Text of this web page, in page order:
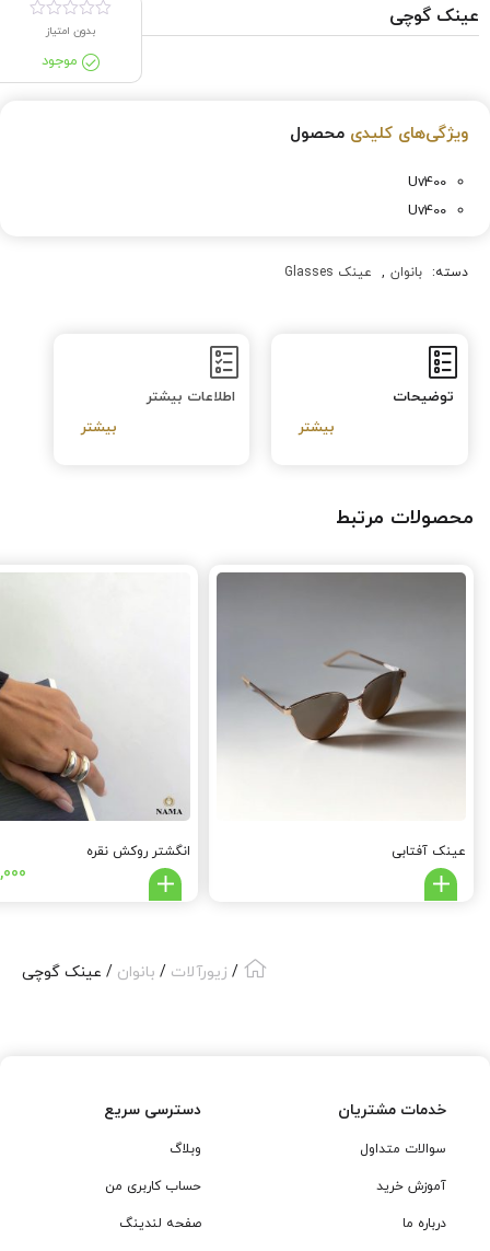
عینک گوچی
بدون امتیاز
موجود
ویژگی‌های کلیدی محصول
Uv400
Uv400
دسته: بانوان , عینک Glasses
توضیحات اطلاعات بیشتر
محصولات مرتبط
عینک آفتابی انگشتر روکش نقره
/ زیورآلات / بانوان / عینک گوچی
خدمات مشتریان
سوالات متداول
آموزش خرید
درباره ما
دسترسی سریع
وبلاگ
حساب کاربری من
صفحه لندینگ